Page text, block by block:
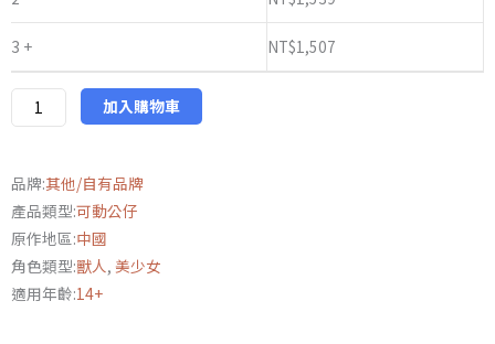
3 + NT$1,507
陸
修
理
莉
糖
果
樂
園
樣
加入購物車
品牌:其他/自有品牌
產品類型:可動公仔
原作地區:中國
角色類型:獸人, 美少女
適用年齡:14+